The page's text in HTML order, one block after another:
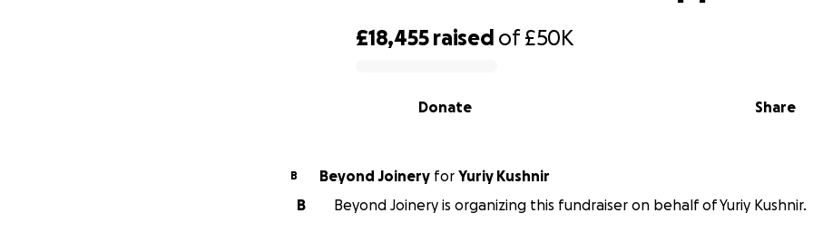
£18,455 raised of£50K
Share
Donate
B Beyond Joinery for Yuriy Kushnir
B
Beyond Joinery is organizing this fundraiser on behalf of Yuriy Kushnir.